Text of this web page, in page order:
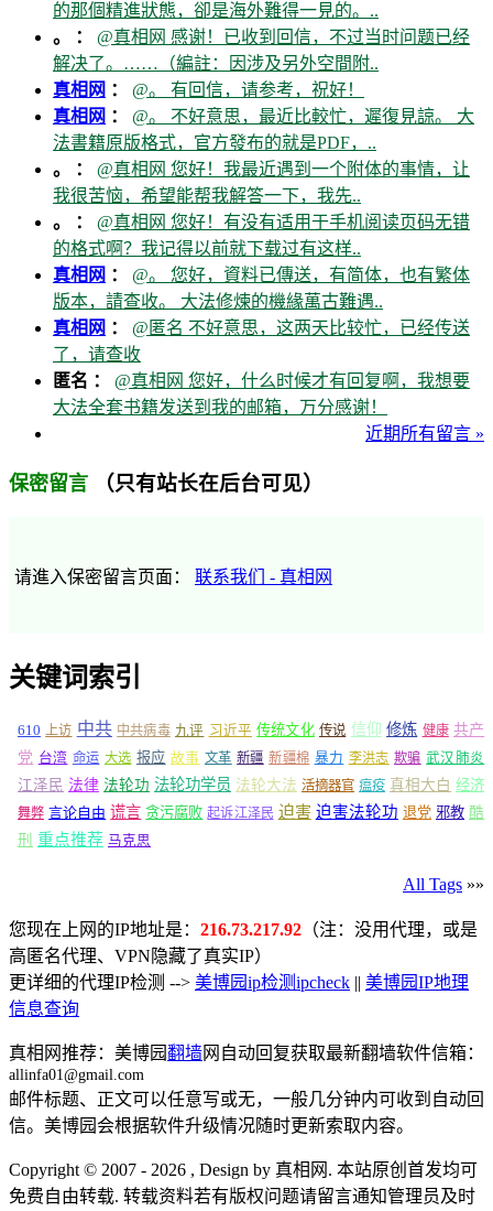
的那個精進狀態，卻是海外難得一見的。..
。 ： @真相网 感谢！已收到回信，不过当时问题已经
解决了。……（編註：因涉及另外空間附..
真相网 ： @。 有回信，请参考，祝好！
真相网 ： @。 不好意思，最近比較忙，遲復見諒。 大
法書籍原版格式，官方發布的就是PDF，..
。 ： @真相网 您好！我最近遇到一个附体的事情，让
我很苦恼，希望能帮我解答一下，我先..
。 ： @真相网 您好！有没有适用于手机阅读页码无错
的格式啊？我记得以前就下载过有这样..
真相网 ： @。 您好，資料已傳送，有简体，也有繁体
版本，請查收。 大法修煉的機緣萬古難遇..
真相网 ： @匿名 不好意思，这两天比较忙，已经传送
了，请查收
匿名 ： @真相网 您好，什么时候才有回复啊，我想要
大法全套书籍发送到我的邮箱，万分感谢！
近期所有留言 »
保密留言 （只有站长在后台可见）
请進入保密留言页面： 联系我们 - 真相网
关键词索引
610 上访 中共 中共病毒 九评 习近平 传统文化 传说 信仰 修炼 健康 共产
党 台湾 命运 大选 报应 故事 文革 新疆 新疆棉 暴力 李洪志 欺骗 武汉肺炎
江泽民 法律 法轮功 法轮功学员 法轮大法 活摘器官 瘟疫 真相大白 经济
舞弊 言论自由 谎言 贪污腐败 起诉江泽民 迫害 迫害法轮功 退党 邪教 酷
刑 重点推荐 马克思
All Tags »»
您现在上网的IP地址是： 216.73.217.92 （注：没用代理，或是
高匿名代理、VPN隐藏了真实IP）
更详细的代理IP检测 --> 美博园ip检测ipcheck || 美博园IP地理
信息查询
真相网推荐：美博园翻墙网自动回复获取最新翻墙软件信箱：
allinfa01@gmail.com
邮件标题、正文可以任意写或无，一般几分钟内可收到自动回
信。美博园会根据软件升级情况随时更新索取内容。
Copyright © 2007 - 2026 , Design by 真相网. 本站原创首发均可
免费自由转载. 转载资料若有版权问题请留言通知管理员及时